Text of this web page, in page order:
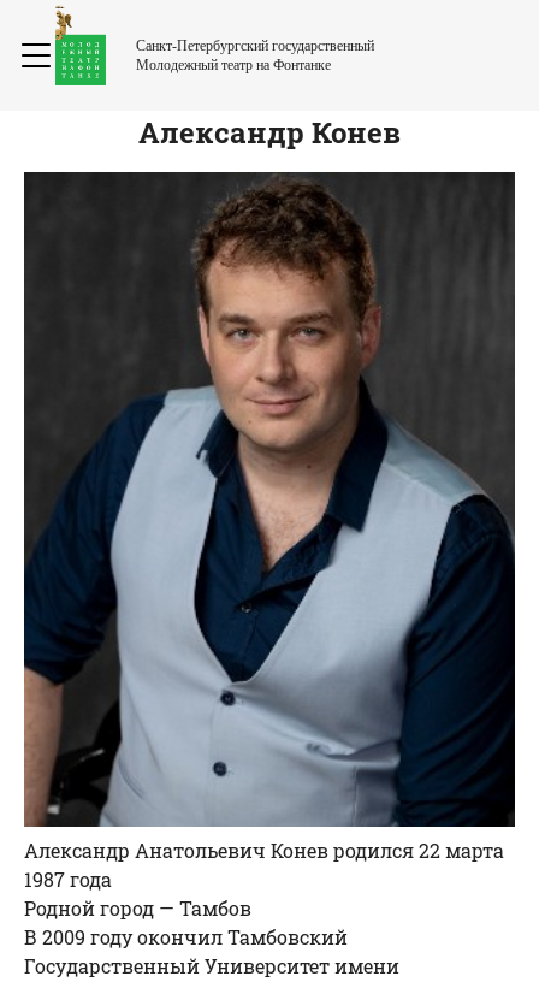
Санкт-Петербургский государственный
Молодежный театр на Фонтанке
Александр Конев
Александр Анатольевич Конев родился 22 марта
1987 года
Родной город — Тамбов
В 2009 году окончил Тамбовский
Государственный Университет имени